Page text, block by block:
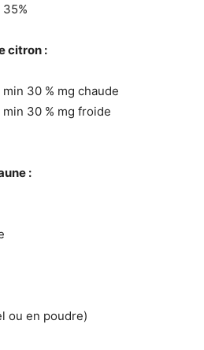
citron :
30 % mg chaude
30 % mg froide
:
ou en poudre)